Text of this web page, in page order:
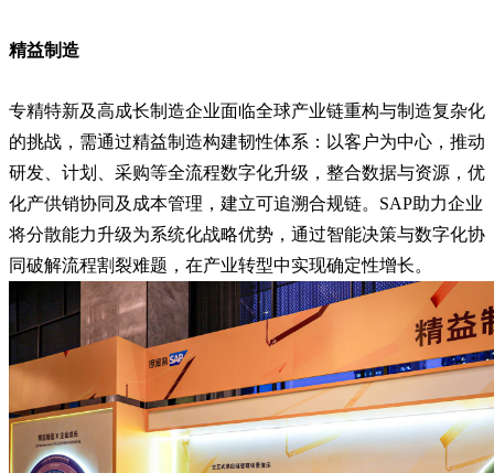
精益制造
专精特新及高成长制造企业面临全球产业链重构与制造复杂化
的挑战，需通过精益制造构建韧性体系：以客户为中心，推动
研发、计划、采购等全流程数字化升级，整合数据与资源，优
化产供销协同及成本管理，建立可追溯合规链。SAP助力企业
将分散能力升级为系统化战略优势，通过智能决策与数字化协
同破解流程割裂难题，在产业转型中实现确定性增长。